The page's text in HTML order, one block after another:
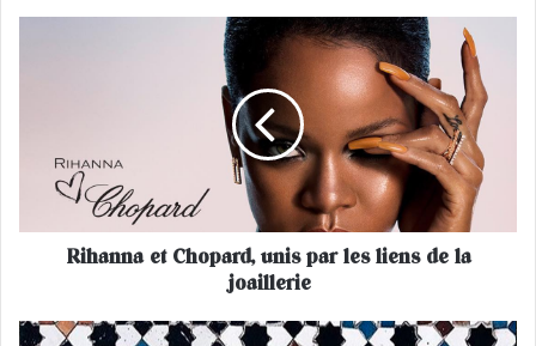
t
p
Rihanna et Chopard, unis par les liens de la
joaillerie
C